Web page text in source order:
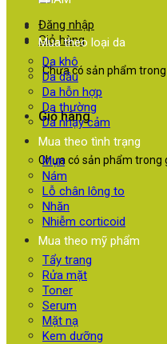
Đăng nhập
Giỏ hàng
Chưa có sản phẩm trong
Giỏ hàng
Chưa có sản phẩm trong
Mua theo loại da
Da khô
Da dầu
Da hỗn hợp
Da thường
Da nhạy cảm
Mua theo tình trạng
Mụn
Nám
Lỗ chân lông to
Nhăn
Nhiễm corticoid
Mua theo mỹ phẩm
Tẩy trang
Rửa mặt
Toner
Serum
Mặt nạ
Kem dưỡng